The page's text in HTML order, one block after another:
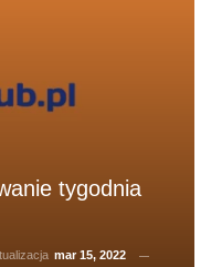
tygodnia
mar 15, 2022